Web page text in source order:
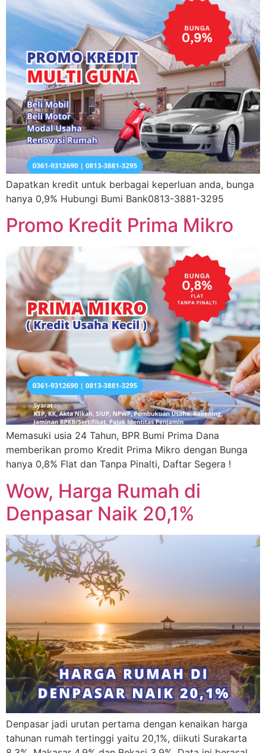
Dapatkan kredit untuk berbagai keperluan anda, bunga
hanya 0,9% Hubungi Bumi Bank0813-3881-3295
Promo Kredit Prima Mikro
Memasuki usia 24 Tahun, BPR Bumi Prima Dana
memberikan promo Kredit Prima Mikro dengan Bunga
hanya 0,8% Flat dan Tanpa Pinalti, Daftar Segera !
Wow, Harga Rumah di
Denpasar Naik 20,1%
Denpasar jadi urutan pertama dengan kenaikan harga
tahunan rumah tertinggi yaitu 20,1%, diikuti Surakarta